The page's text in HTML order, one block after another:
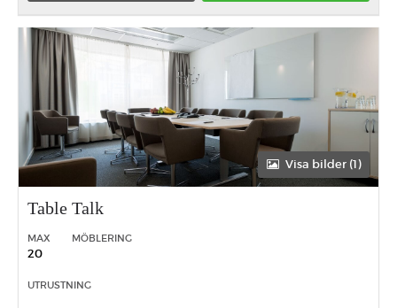
Förmiddag Eftermiddag Heldag
Visa bilder (1)
Table Talk
MAX
20
MÖBLERING
UTRUSTNING